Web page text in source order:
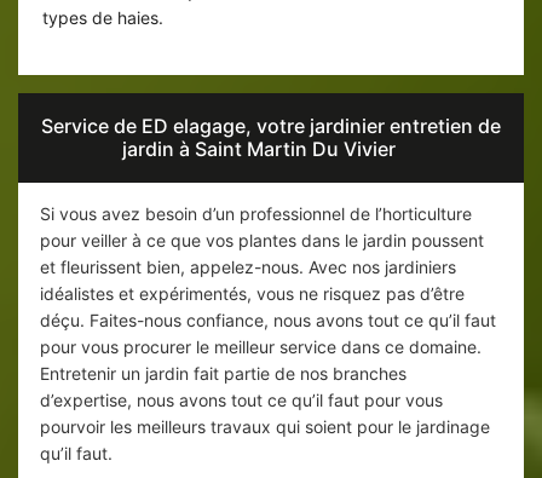
types de haies.
Service de ED elagage, votre jardinier entretien de
jardin à Saint Martin Du Vivier
Si vous avez besoin d’un professionnel de l’horticulture
pour veiller à ce que vos plantes dans le jardin poussent
et fleurissent bien, appelez-nous. Avec nos jardiniers
idéalistes et expérimentés, vous ne risquez pas d’être
déçu. Faites-nous confiance, nous avons tout ce qu’il faut
pour vous procurer le meilleur service dans ce domaine.
Entretenir un jardin fait partie de nos branches
d’expertise, nous avons tout ce qu’il faut pour vous
pourvoir les meilleurs travaux qui soient pour le jardinage
qu’il faut.